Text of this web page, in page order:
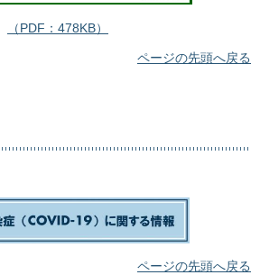
（PDF：478KB）
ページの先頭へ戻る
ページの先頭へ戻る